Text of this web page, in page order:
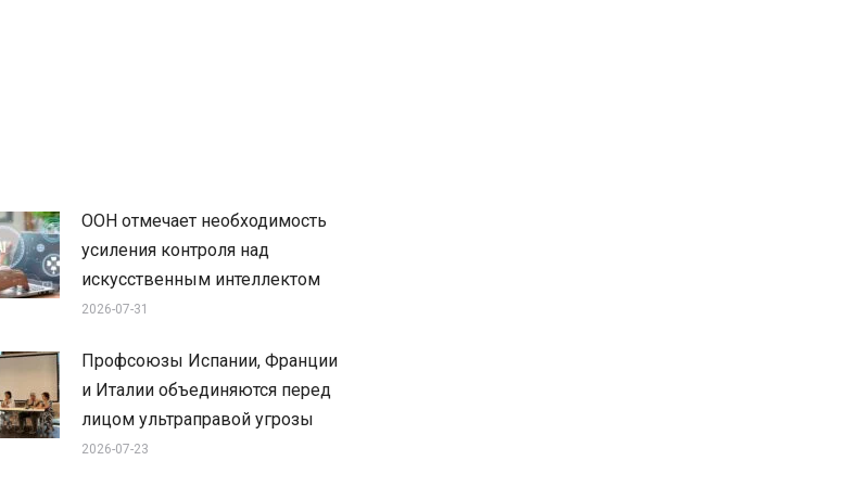
ООН отмечает необходимость
усиления контроля над
искусственным интеллектом
2026-07-31
Профсоюзы Испании, Франции
и Италии объединяются перед
лицом ультраправой угрозы
2026-07-23